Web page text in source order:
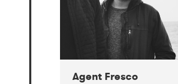
Agent Fresco